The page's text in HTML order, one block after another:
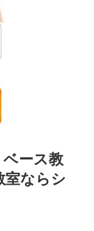
ース教
室ならシ